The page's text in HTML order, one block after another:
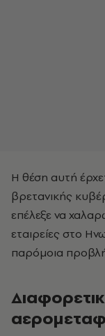
Η θέση αυτή
βρετανικής
επέλεξε να
εταιρείες στο
παρόμοια